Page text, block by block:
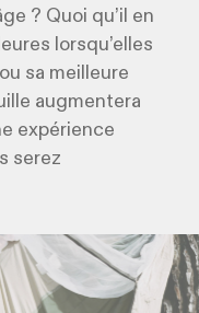
? Quoi qu’il en
lorsqu’elles
sa meilleure
augmentera
expérience
serez